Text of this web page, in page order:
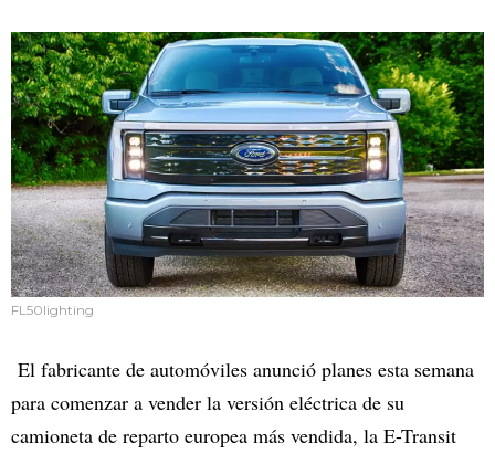
FL50lighting
El fabricante de automóviles anunció planes esta semana
para comenzar a vender la versión eléctrica de su
camioneta de reparto europea más vendida, la E-Transit